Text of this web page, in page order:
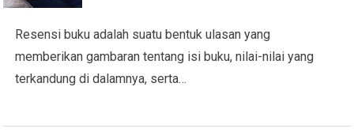
Resensi buku adalah suatu bentuk ulasan yang
memberikan gambaran tentang isi buku, nilai-nilai yang
terkandung di dalamnya, serta…